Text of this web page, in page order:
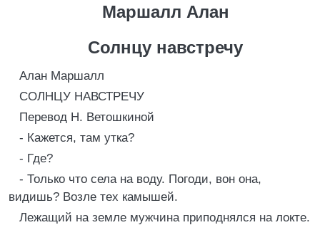
Маршалл Алан
Солнцу навстречу
Алан Маршалл
СОЛНЦУ НАВСТРЕЧУ
Перевод Н. Ветошкиной
- Кажется, там утка?
- Где?
- Только что села на воду. Погоди, вон она,
видишь? Возле тех камышей.
Лежащий на земле мужчина приподнялся на локте.